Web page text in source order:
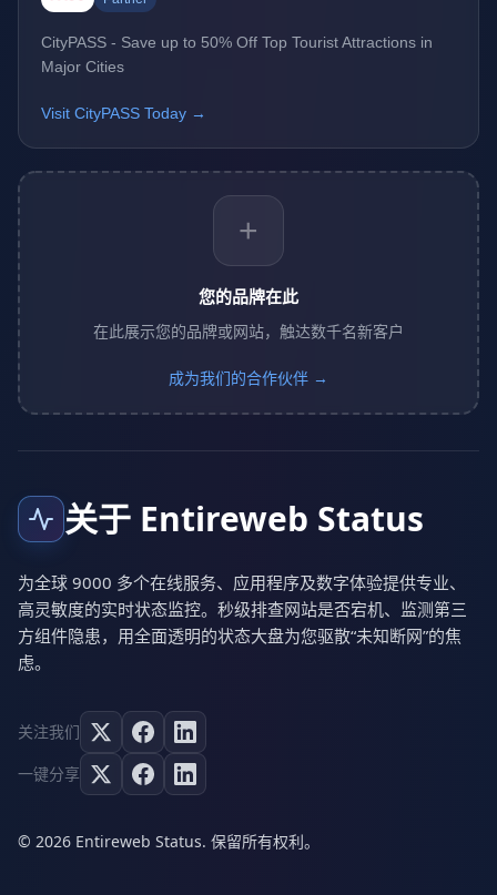
CityPASS - Save up to 50% Off Top Tourist Attractions in
Major Cities
Visit CityPASS Today →
+
您的品牌在此
在此展示您的品牌或网站，触达数千名新客户
成为我们的合作伙伴 →
关于 Entireweb Status
为全球 9000 多个在线服务、应用程序及数字体验提供专业、
高灵敏度的实时状态监控。秒级排查网站是否宕机、监测第三
方组件隐患，用全面透明的状态大盘为您驱散“未知断网”的焦
虑。
关注我们
一键分享
© 2026 Entireweb Status. 保留所有权利。